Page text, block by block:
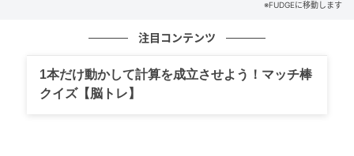
※FUDGEに移動します
注目コンテンツ
1本だけ動かして計算を成立させよう！マッチ棒
クイズ【脳トレ】